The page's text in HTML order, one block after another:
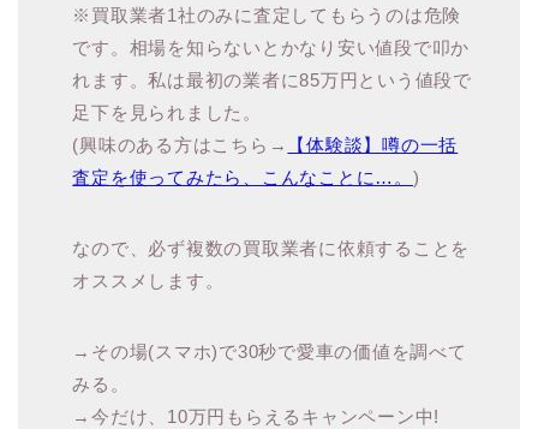
※買取業者1社のみに査定してもらうのは危険
です。相場を知らないとかなり安い値段で叩か
れます。私は最初の業者に85万円という値段で
足下を見られました。
(興味のある方はこちら→
【体験談】噂の一括
査定を使ってみたら、こんなことに…。 )
なので、必ず複数の買取業者に依頼することを
オススメします。
→その場(スマホ)で30秒で愛車の価値を調べて
みる。
→今だけ、10万円もらえるキャンペーン中!